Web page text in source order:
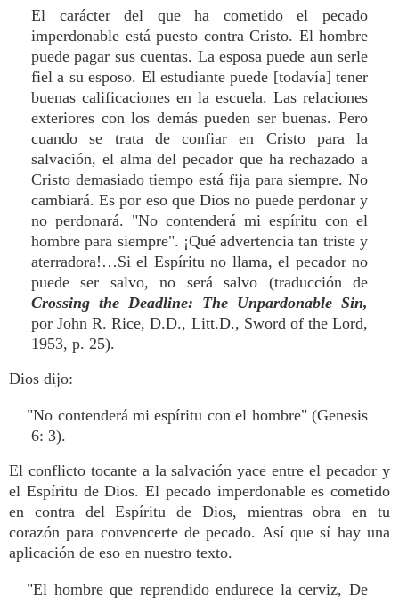
El carácter del que ha cometido el pecado
imperdonable está puesto contra Cristo. El hombre
puede pagar sus cuentas. La esposa puede aun serle
fiel a su esposo. El estudiante puede [todavía] tener
buenas calificaciones en la escuela. Las relaciones
exteriores con los demás pueden ser buenas. Pero
cuando se trata de confiar en Cristo para la
salvación, el alma del pecador que ha rechazado a
Cristo demasiado tiempo está fija para siempre. No
cambiará. Es por eso que Dios no puede perdonar y
no perdonará. "No contenderá mi espíritu con el
hombre para siempre". ¡Qué advertencia tan triste y
aterradora!…Si el Espíritu no llama, el pecador no
puede ser salvo, no será salvo (traducción de
Crossing the Deadline: The Unpardonable Sin,
por John R. Rice, D.D., Litt.D., Sword of the Lord,
1953, p. 25).
Dios dijo:
"No contenderá mi espíritu con el hombre" (Genesis
6: 3).
El conflicto tocante a la salvación yace entre el pecador y
el Espíritu de Dios. El pecado imperdonable es cometido
en contra del Espíritu de Dios, mientras obra en tu
corazón para convencerte de pecado. Así que sí hay una
aplicación de eso en nuestro texto.
"El hombre que reprendido endurece la cerviz, De